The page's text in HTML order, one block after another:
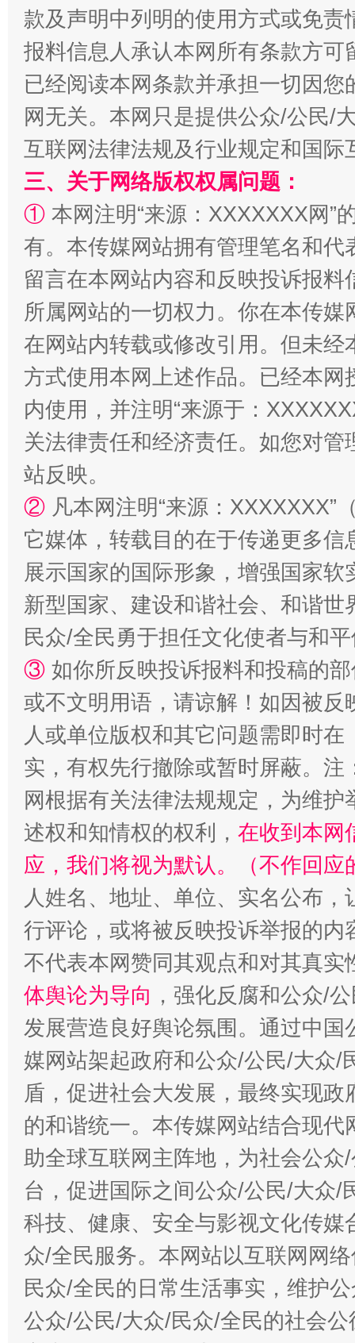
解纷+调解+退费，一次搞定
站台名比不上好声名
漫山遍野的桃花与雪山、麦地、白藏房 除
招工难、用工荒背后
款及声明中列明的使用方式或免责
报料信息人承认本网所有条款方
已经阅读本网条款并承担一切因
网无关。本网只是提供公众/公民/
互联网法律法规及行业规定和国
三、关于网络版权权属问题：
① 本网注明“来源：XXXXXXX网”
有。本传媒网站拥有管理笔名和
留言在本网站内容和反映投诉报
所属网站的一切权力。你在本传
在网站内转载或修改引用。但未
方式使用本网上述作品。已经本
内使用，并注明“来源于：
关法律责任和经济责任。如您对
站反映。
② 凡本网注明“来源：
它媒体，转载目的在于传递更多
展示国家的国际形象，增强国家
新型国家、建设和谐社会、和谐
民众/全民勇于担任文化使者与和
③ 如你所反映投诉报料和投稿的
或不文明用语，请谅解！如因被
人或单位版权和其它问题需即时在
实，有权先行撤除或暂时屏蔽。
网根据有关法律法规规定，为维
述权和知情权的权利， 在收到本网
应，我们将视为默认。（不作回应
人姓名、地址、单位、实名公布
行评论，或将被反映投诉举报的
不代表本网赞同其观点和对其真实
体舆论为导向 ，强化反腐和公众/
发展营造良好舆论氛围。通过中
媒网站架起政府和公众/公民/大众/
盾，促进社会大发展，最终实现
的和谐统一。本传媒网站结合现
助全球互联网主阵地，为社会公
台，促进国际之间公众/公民/大众/
科技、健康、安全与影视文化传
众/全民服务。本网站以互联网网
民众/全民的日常生活事实，维护
公众/公民/大众/民众/全民的社会公